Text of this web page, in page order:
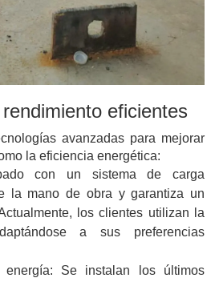
eficientes
avanzadas para mejorar
la eficiencia energética:
con un sistema de carga
la mano de obra y garantiza un
los clientes utilizan la
a sus preferencias
Se instalan los últimos